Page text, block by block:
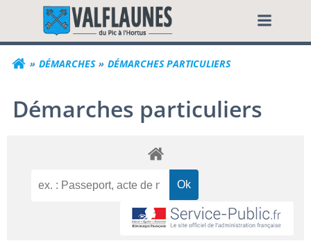
contenuCommune de
DÉMARCHES DÉMARCHES PARTICULIERS
Démarches particuliers